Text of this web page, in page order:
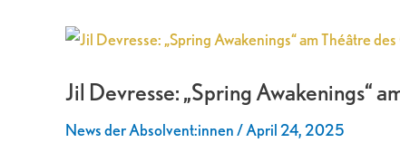
Jil Devresse: „Spring Awakenings“
News der Absolvent:innen/April 24, 2025
Jil
„Spring
am